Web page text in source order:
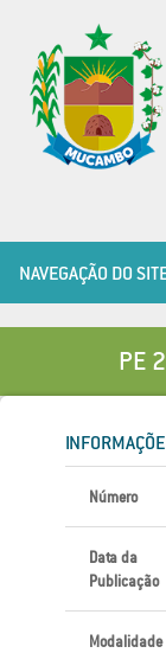
NAVEGAÇÃO DO
PE
Número
Data da
Publicação
Modalidade